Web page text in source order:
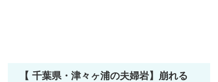
【 千葉県・津々ヶ浦の夫婦岩】崩れる